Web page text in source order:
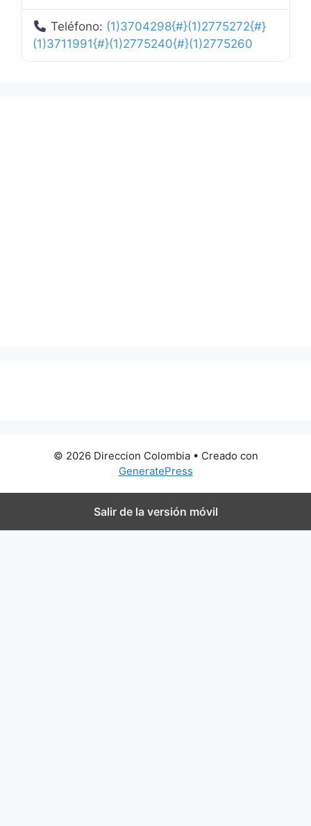
Teléfono: (1)3704298{#}(1)2775272{#}
(1)3711991{#}(1)2775240{#}(1)2775260
© 2026 Direccion Colombia• Creado con
GeneratePress
Salir de la versión móvil